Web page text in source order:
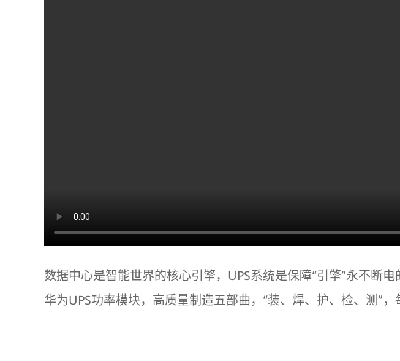
数据中心是智能世界的核心引擎，UPS系统是保障“引擎”永不断
华为UPS功率模块，高质量制造五部曲，“装、焊、护、检、测”